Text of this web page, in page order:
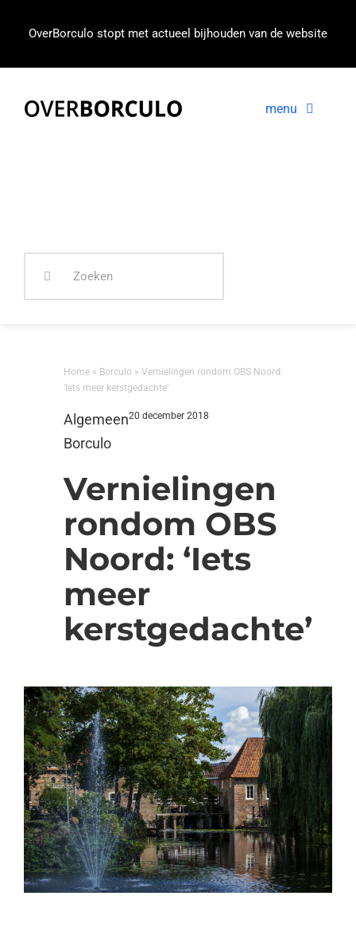
OverBorculo stopt met actueel bijhouden van de website
menu
Home » Borculo »Vernielingen rondom OBS Noord:
‘Iets meer kerstgedachte’
Algemeen
Borculo
20 december 2018
Vernielingen
rondom OBS
Noord: ‘Iets
meer
kerstgedachte’